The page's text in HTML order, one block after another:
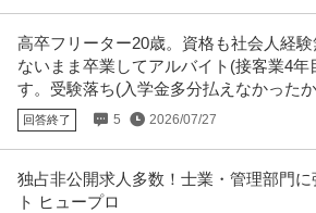
高卒フリーター20歳。資格も社会人経
ないまま卒業してアルバイト(接客業4年
す。受験落ち(入学金多分払えなかった
回答終了 5 2026/07/27
独占非公開求人多数！士業・管理部門
ト ヒュープロ